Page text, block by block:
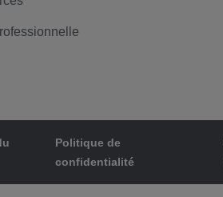
Politique de
confidentialité